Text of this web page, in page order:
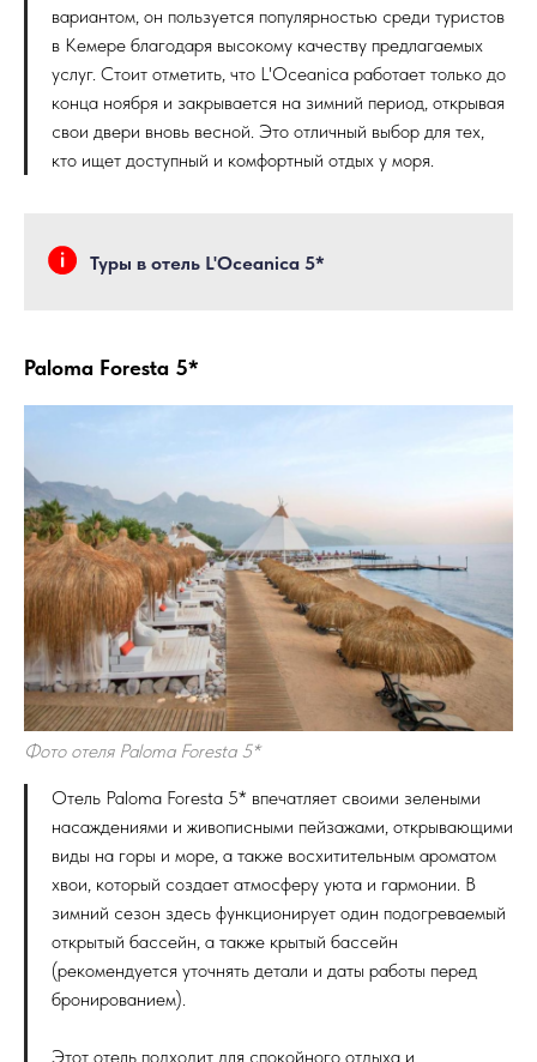
вариантом, он пользуется популярностью среди туристов
в Кемере благодаря высокому качеству предлагаемых
услуг. Стоит отметить, что L'Oceanica работает только до
конца ноября и закрывается на зимний период, открывая
свои двери вновь весной. Это отличный выбор для тех,
кто ищет доступный и комфортный отдых у моря.
Туры в отель L'Oceanica 5*
Paloma Foresta 5*
Фото отеля Paloma Foresta 5*
Отель Paloma Foresta 5* впечатляет своими зелеными
насаждениями и живописными пейзажами, открывающими
виды на горы и море, а также восхитительным ароматом
хвои, который создает атмосферу уюта и гармонии. В
зимний сезон здесь функционирует один подогреваемый
открытый бассейн, а также крытый бассейн
(рекомендуется уточнять детали и даты работы перед
бронированием).
Этот отель подходит для спокойного отдыха и